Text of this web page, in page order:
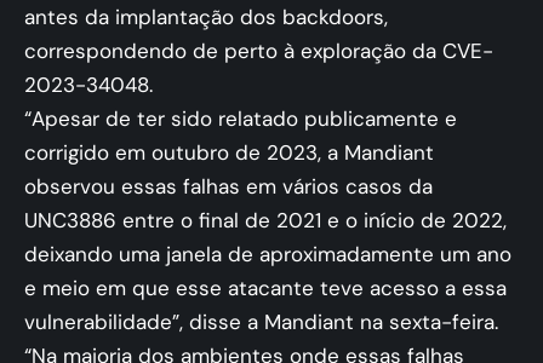
antes da implantação dos backdoors,
correspondendo de perto à exploração da CVE-
2023-34048.
“Apesar de ter sido relatado publicamente e
corrigido em outubro de 2023, a Mandiant
observou essas falhas em vários casos da
UNC3886 entre o final de 2021 e o início de 2022,
deixando uma janela de aproximadamente um ano
e meio em que esse atacante teve acesso a essa
vulnerabilidade”, disse a Mandiant na sexta-feira.
“Na maioria dos ambientes onde essas falhas